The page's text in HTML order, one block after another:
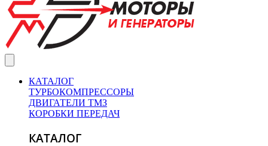
КАТАЛОГ
ТУРБОКОМПРЕССОРЫ
ДВИГАТЕЛИ ТМЗ
КОРОБКИ ПЕРЕДАЧ
КАТАЛОГ